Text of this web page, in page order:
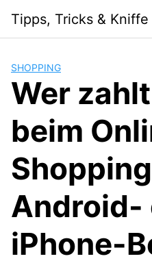
i
Tipps, Tricks & Kniffe
SHOPPING
Wer
beim
Android-
iPhone-